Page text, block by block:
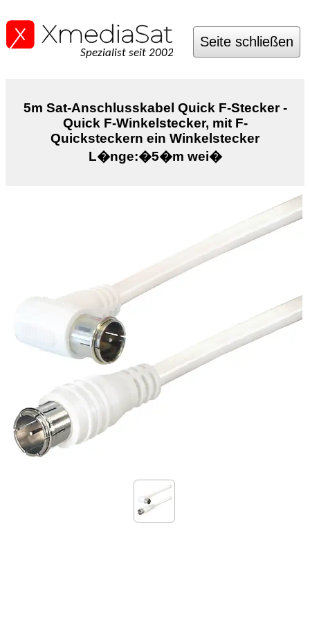
Spezialist seit 2002
Seite schließen
5m Sat-Anschlusskabel Quick F-Stecker -
Quick F-Winkelstecker, mit F-
Quicksteckern ein Winkelstecker
L�nge:�5�m wei�